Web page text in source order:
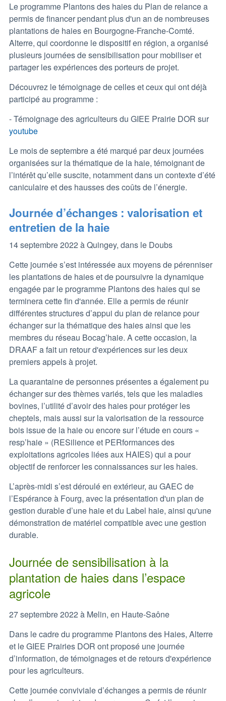
Le programme Plantons des haies du Plan de relance a
permis de financer pendant plus d'un an de nombreuses
plantations de haies en Bourgogne-Franche-Comté.
Alterre, qui coordonne le dispositif en région, a organisé
plusieurs journées de sensibilisation pour mobiliser et
partager les expériences des porteurs de projet.
Découvrez le témoignage de celles et ceux qui ont déjà
participé au programme :
- Témoignage des agriculteurs du GIEE Prairie DOR sur
youtube
Le mois de septembre a été marqué par deux journées
organisées sur la thématique de la haie, témoignant de
l’intérêt qu’elle suscite, notamment dans un contexte d’été
caniculaire et des hausses des coûts de l’énergie.
Journée d’échanges : valorisation et
entretien de la haie
14 septembre 2022 à Quingey, dans le Doubs
Cette journée s’est intéressée aux moyens de pérenniser
les plantations de haies et de poursuivre la dynamique
engagée par le programme Plantons des haies qui se
terminera cette fin d'année. Elle a permis de réunir
différentes structures d’appui du plan de relance pour
échanger sur la thématique des haies ainsi que les
membres du réseau Bocag’haie. A cette occasion, la
DRAAF a fait un retour d'expériences sur les deux
premiers appels à projet.
La quarantaine de personnes présentes a également pu
échanger sur des thèmes variés, tels que les maladies
bovines, l’utilité d’avoir des haies pour protéger les
cheptels, mais aussi sur la valorisation de la ressource
bois issue de la haie ou encore sur l’étude en cours «
resp’haie » (RESilience et PERformances des
exploitations agricoles liées aux HAIES) qui a pour
objectif de renforcer les connaissances sur les haies.
L’après-midi s’est déroulé en extérieur, au GAEC de
l’Espérance à Fourg, avec la présentation d'un plan de
gestion durable d’une haie et du Label haie, ainsi qu'une
démonstration de matériel compatible avec une gestion
durable.
Journée de sensibilisation à la
plantation de haies dans l’espace
agricole
27 septembre 2022 à Melin, en Haute-Saône
Dans le cadre du programme Plantons des Haies, Alterre
et le GIEE Prairies DOR ont proposé une journée
d’information, de témoignages et de retours d'expérience
pour les agriculteurs.
Cette journée conviviale d’échanges a permis de réunir